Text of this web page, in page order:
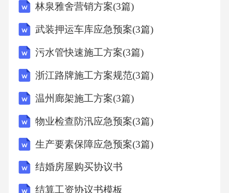
林泉雅舍营销方案(3篇)
武装押运车库应急预案(3篇)
污水管快速施工方案(3篇)
浙江路牌施工方案规范(3篇)
温州廊架施工方案(3篇)
物业检查防汛应急预案(3篇)
生产要素保障应急预案(3篇)
结婚房屋购买协议书
结算工资协议书模板